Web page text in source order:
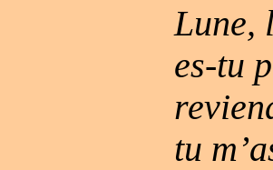
Lune,
es-tu
tu